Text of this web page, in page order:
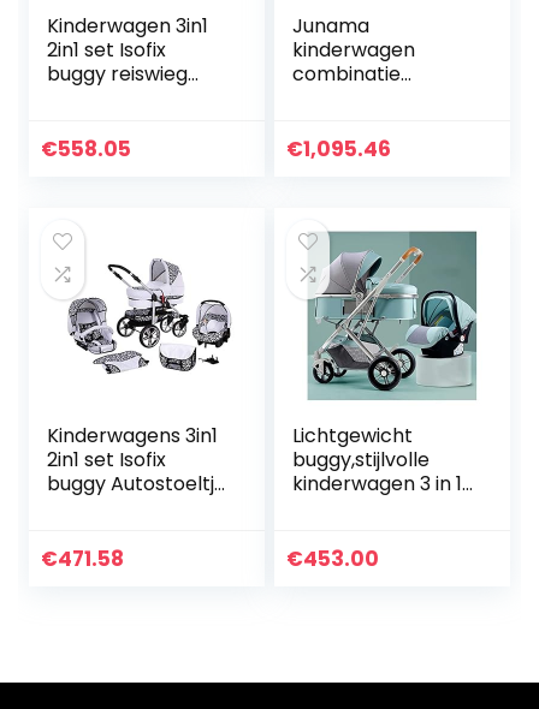
Kinderwagen 3in1
2in1 set Isofix
buggy reiswieg
Ocean Blue 3in1
€558.05
Junama
kinderwagen
combinatie
babyzitje +
€1,095.46
Kinderwagens 3in1
2in1 set Isofix
buggy Autostoeltje
white & leopard
€471.58
Lichtgewicht
buggy,stijlvolle
kinderwagen 3 in 1
wandelwagen
€453.00